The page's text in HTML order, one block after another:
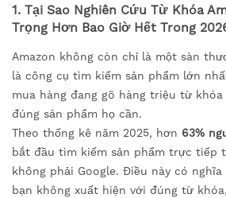
1. Tại Sao Nghiên Cứu Từ Khóa
Trọng Hơn Bao Giờ Hết Trong
Amazon không còn chỉ là một sàn
là công cụ tìm kiếm sản phẩm lớn
mua hàng đang gõ hàng triệu từ
đúng sản phẩm họ cần.
Theo thống kê năm 2025, hơn 63%
bắt đầu tìm kiếm sản phẩm trực tiếp
không phải Google. Điều này có
bạn không xuất hiện với đúng từ